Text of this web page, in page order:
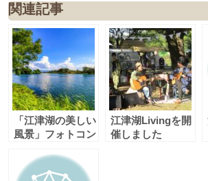
関連記事
「江津湖の美しい
風景」フォトコン
期）結果発表
江津湖Livingを開
催しました